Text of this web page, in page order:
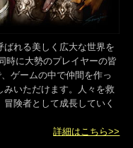
呼ばれる美しく広大な世界
同時に大勢のプレイヤーの